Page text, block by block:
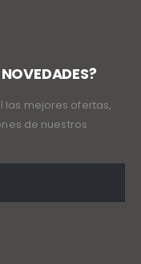
las mejores ofertas,
de nuestros